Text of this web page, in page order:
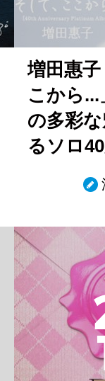
増田惠
こから
の多彩
るソロ